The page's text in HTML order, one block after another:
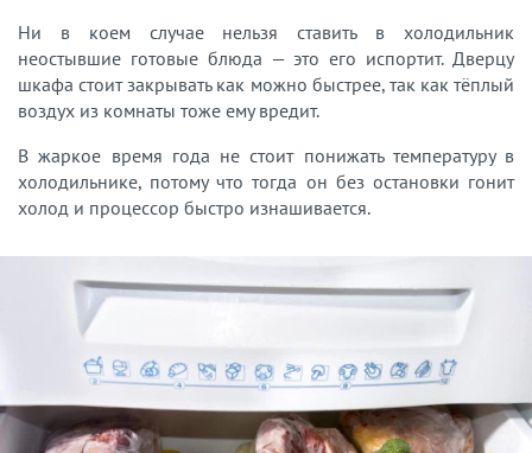
Ни в коем случае нельзя ставить в холодильник
неостывшие готовые блюда — это его испортит. Дверцу
шкафа стоит закрывать как можно быстрее, так как тёплый
воздух из комнаты тоже ему вредит.
В жаркое время года не стоит понижать температуру в
холодильнике, потому что тогда он без остановки гонит
холод и процессор быстро изнашивается.